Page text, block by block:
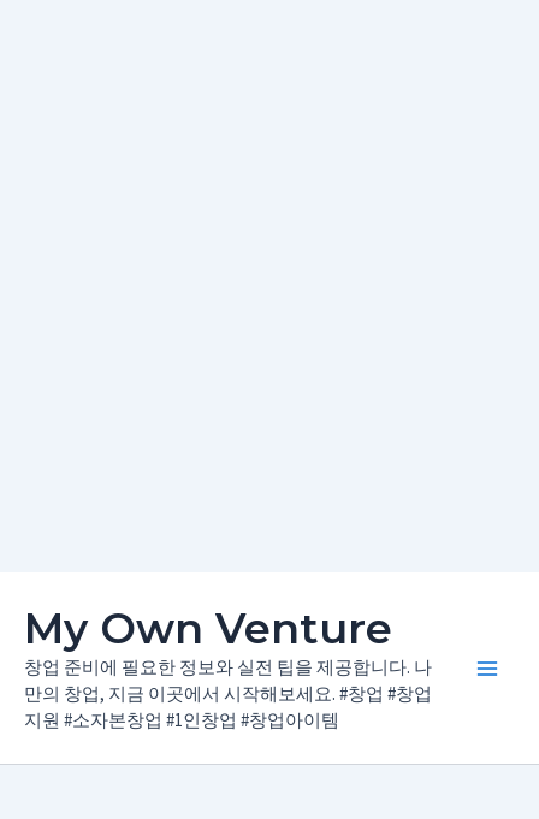
My Own Venture
창업 준비에 필요한 정보와 실전 팁을 제공합니다. 나
만의 창업, 지금 이곳에서 시작해보세요. #창업 #창업
지원 #소자본창업 #1인창업 #창업아이템